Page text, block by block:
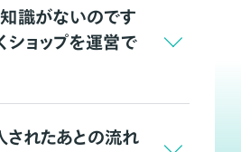
識がないのです
ショップを運営で
れたあとの流れ